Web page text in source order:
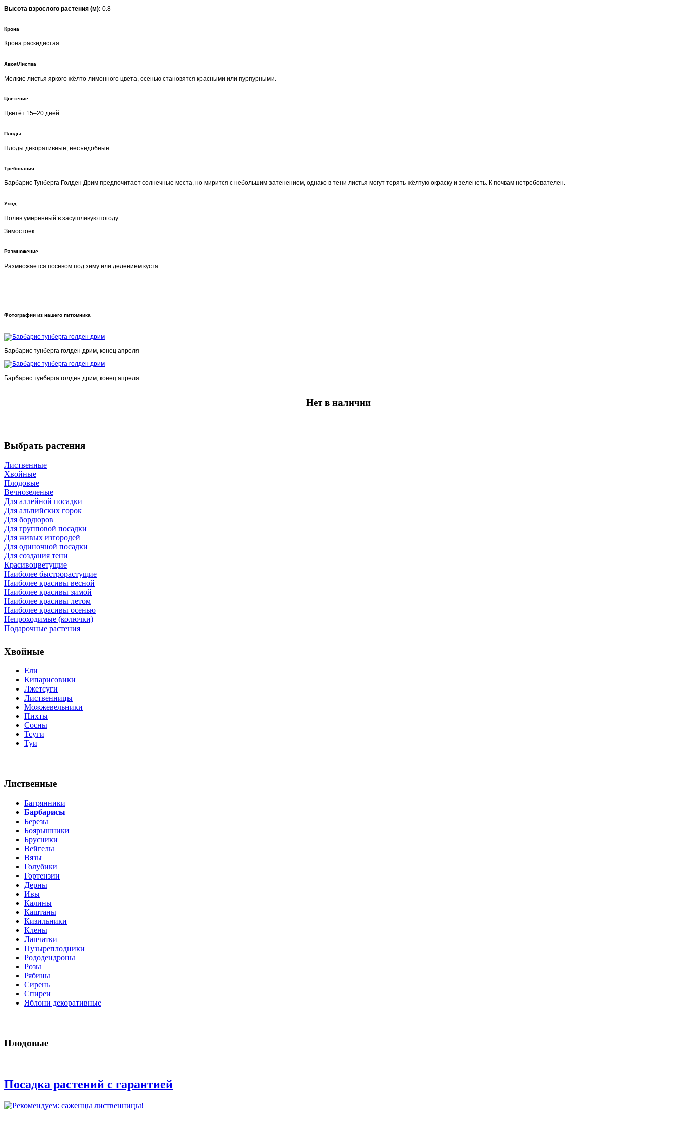
Высота взрослого растения (м): 0.8
Крона
Крона раскидистая.
Хвоя/Листва
Мелкие листья яркого жёлто-лимонного цвета, осенью становятся красными или пурпурными.
Цветение
Цветёт 15–20 дней.
Плоды
Плоды декоративные, несъедобные.
Требования
Барбарис Тунберга Голден Дрим предпочитает солнечные места, но мирится с небольшим затенением, однако в тени листья могут терять жёлтую окраску и зеленеть. К почвам нетребователен.
Уход
Полив умеренный в засушливую погоду.
Зимостоек.
Размножение
Размножается посевом под зиму или делением куста.
Фотографии из нашего питомника
Барбарис тунберга голден дрим, конец апреля
Барбарис тунберга голден дрим, конец апреля
Нет в наличии
Выбрать растения
Лиственные
Хвойные
Плодовые
Вечнозеленые
Для аллейной посадки
Для альпийских горок
Для бордюров
Для групповой посадки
Для живых изгородей
Для одиночной посадки
Для создания тени
Красивоцветущие
Наиболее быстрорастущие
Наиболее красивы весной
Наиболее красивы зимой
Наиболее красивы летом
Наиболее красивы осенью
Непроходимые (колючки)
Подарочные растения
Хвойные
Ели
Кипарисовики
Лжетсуги
Лиственницы
Можжевельники
Пихты
Сосны
Тсуги
Туи
Лиственные
Багрянники
Барбарисы
Березы
Боярышники
Брусники
Вейгелы
Вязы
Голубики
Гортензии
Дерны
Ивы
Калины
Каштаны
Кизильники
Клены
Лапчатки
Пузыреплодники
Рододендроны
Розы
Рябины
Сирень
Спиреи
Яблони декоративные
Плодовые
Посадка растений с гарантией